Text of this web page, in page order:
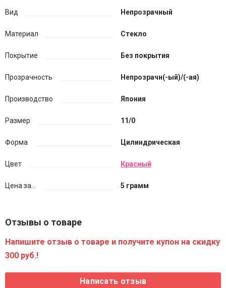
Вид Непрозрачный
Материал Стекло
Покрытие Без покрытия
Прозрачность Непрозрачн(-ый)/(-ая)
Производство Япония
Размер 11/0
Форма Цилиндрическая
Цвет Красный
Цена за... 5 грамм
Отзывы о товаре
Напишите отзыв о товаре и получите купон на скидку
300 руб.!